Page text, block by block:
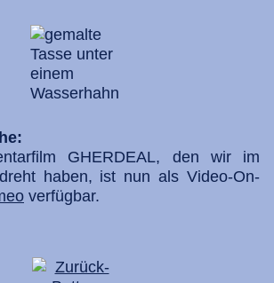
GHERDEAL, den wir im
haben, ist nun als Video-On-
verfügbar.